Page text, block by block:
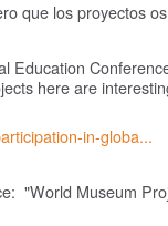
que los proyectos
Education
here are
in-globa...
"World Museum